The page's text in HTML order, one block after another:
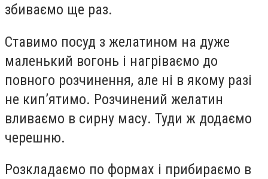
збиваємо ще раз.
Ставимо посуд з желатином на дуже
маленький вогонь і нагріваємо до
повного розчинення, але ні в якому разі
не кип’ятимо. Розчинений желатин
вливаємо в сирну масу. Туди ж додаємо
черешню.
Розкладаємо по формах і прибираємо в